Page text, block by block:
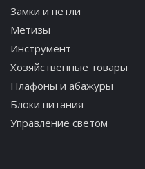
Замки и петли
Метизы
Инструмент
Хозяйственные товары
Плафоны и абажуры
Блоки питания
Управление светом